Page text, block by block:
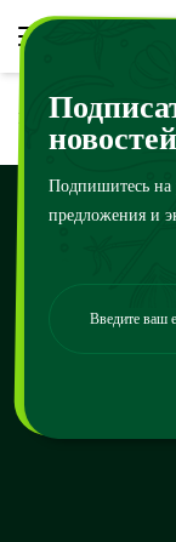
Home Страница
новостей
Подпишитесь на
предложения и